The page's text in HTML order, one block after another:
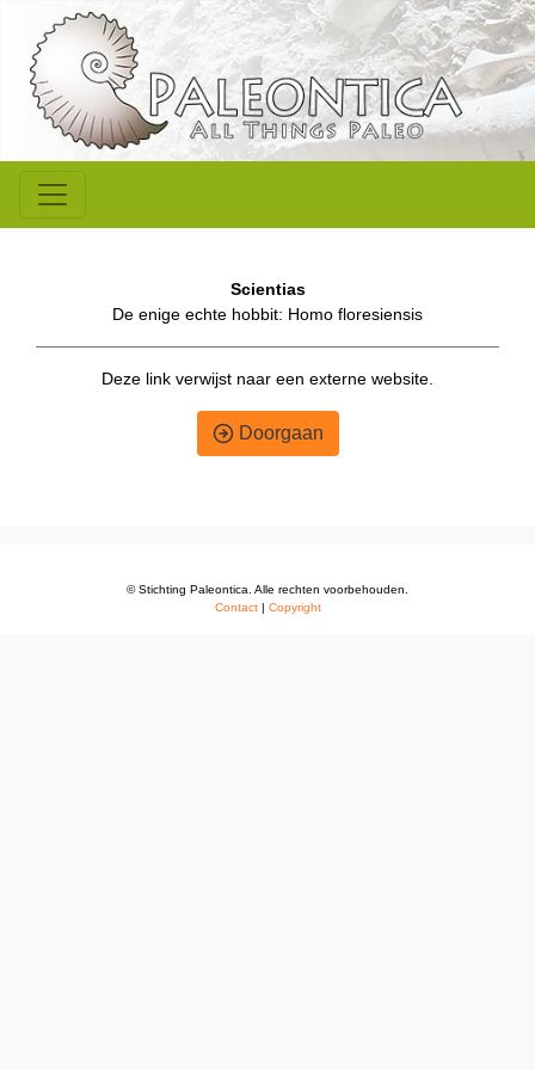
Scientias
De enige echte hobbit: Homo floresiensis
Deze link verwijst naar een externe website.
Doorgaan
© Stichting Paleontica. Alle rechten voorbehouden.
Contact| Copyright